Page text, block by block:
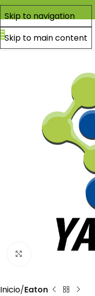
Skip to navigation
Skip to main content
Click to enlarge
Inicio Eaton